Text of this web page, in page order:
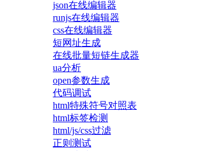
json在线编辑器
runjs在线编辑器
css在线编辑器
短网址生成
在线批量短链生成器
ua分析
open参数生成
代码调试
html特殊符号对照表
html标签检测
html/js/css过滤
正则测试